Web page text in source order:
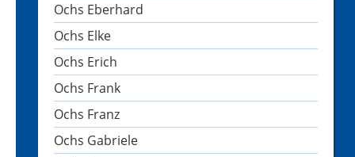
Ochs Eberhard
Ochs Elke
Ochs Erich
Ochs Frank
Ochs Franz
Ochs Gabriele